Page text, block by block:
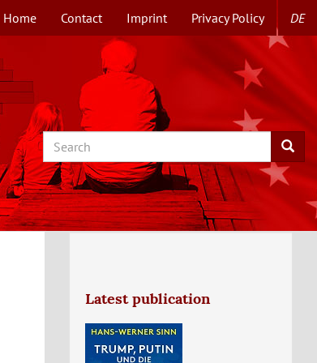
TOPMENUE
EN
Home Contact Imprint Privacy Policy DE
Search Search
Latest publication